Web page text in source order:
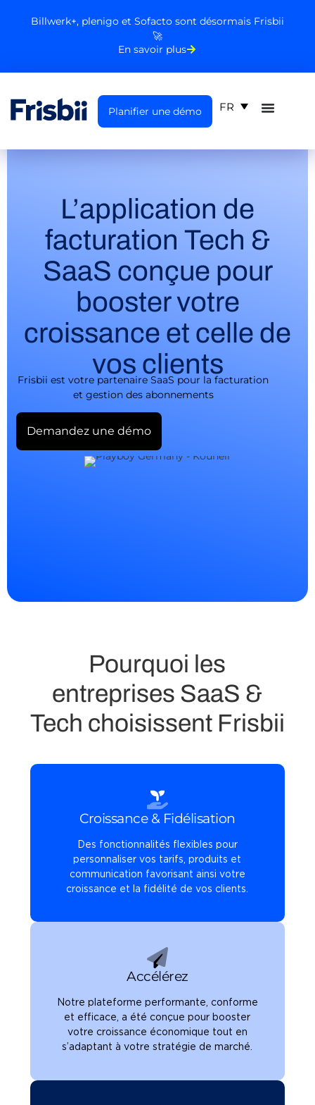
Billwerk+, plenigo et Sofacto sont désormais Frisbii
🚀
En savoir plus
Planifier une démo FR
L’application de
facturation Tech &
SaaS conçue pour
booster votre
croissance et celle de
vos clients
Frisbii est votre partenaire SaaS pour la facturation
et gestion des abonnements
Demandez une démo
Pourquoi les
entreprises SaaS &
Tech choisissent Frisbii
Croissance & Fidélisation
Des fonctionnalités flexibles pour
personnaliser vos tarifs, produits et
communication favorisant ainsi votre
croissance et la fidélité de vos clients.
Accélérez
Notre plateforme performante, conforme
et efficace, a été conçue pour booster
votre croissance économique tout en
s’adaptant à votre stratégie de marché.